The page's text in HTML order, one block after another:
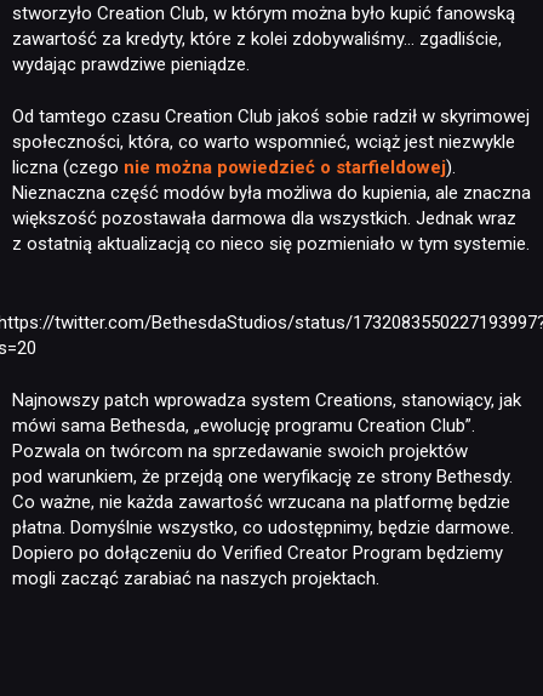
stworzyło Creation Club, w którym można było kupić fanowską
zawartość za kredyty, które z kolei zdobywaliśmy… zgadliście,
wydając prawdziwe pieniądze.
Od tamtego czasu Creation Club jakoś sobie radził w skyrimowej
społeczności, która, co warto wspomnieć, wciąż jest niezwykle
liczna (czego nie można powiedzieć o starfieldowej).
Nieznaczna część modów była możliwa do kupienia, ale znaczna
większość pozostawała darmowa dla wszystkich. Jednak wraz
z ostatnią aktualizacją co nieco się pozmieniało w tym systemie.
twitter.com/BethesdaStudios/status/
Najnowszy patch wprowadza system Creations, stanowiący, jak
mówi sama Bethesda, „ewolucję programu Creation Club”.
Pozwala on twórcom na sprzedawanie swoich projektów
pod warunkiem, że przejdą one weryfikację ze strony Bethesdy.
Co ważne, nie każda zawartość wrzucana na platformę będzie
płatna. Domyślnie wszystko, co udostępnimy, będzie darmowe.
Dopiero po dołączeniu do Verified Creator Program będziemy
mogli zacząć zarabiać na naszych projektach.